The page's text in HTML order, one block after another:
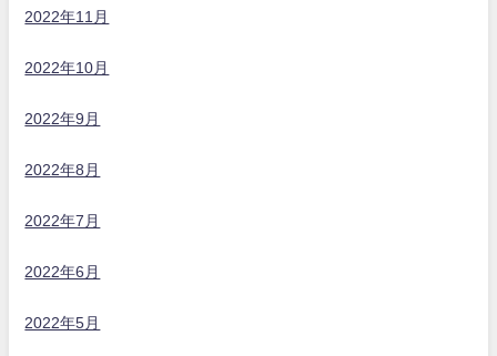
2022年11月
2022年10月
2022年9月
2022年8月
2022年7月
2022年6月
2022年5月